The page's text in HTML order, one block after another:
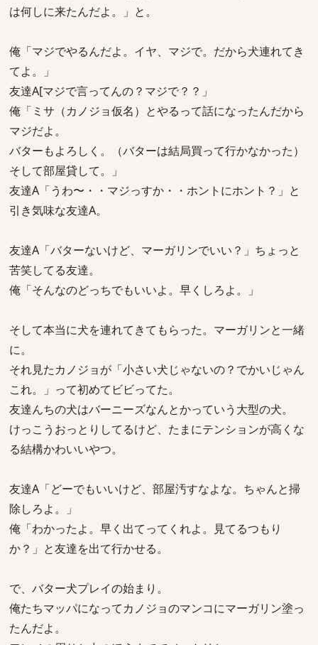
は何しに来たんだよ。」と。
俺「マジでやるんだよ。イヤ、マジで。だから犬連れてき
てよ。」
友達A[マジで言ってんの？マジで？？」
俺「ミサ（カノジョ仮名）とやるって話になったんだから
マジだよ。
バターもよろしく。（バターは結局買って行かなかった）
そして部屋貸して。」
友達A「うわ〜・・マジっすか・・ホントにホント？」と
引き気味な友達A。
友達A「バターないけど、マーガリンでいい？」ちょっと
苦笑してる友達。
俺「そんなのどっちでもいいよ。早くしろよ。」
そして本当に犬を連れてきてもらった。マーガリンと一緒
に。
それ見たカノジョが「小さい犬じゃないの？でかいじゃん
これ。」って初めてビビってた。
友達んちの犬はバーニーズなんとかっていう大型の犬。
けっこうおっとりしてるけど、たまにテンションが高くな
る結構かわいいやつ。
友達A「どーでもいいけど、部屋汚すなよな。ちゃんと掃
除しろよ。」
俺「わかったよ。早く出てってくれよ。見てるつもり
か？」と友達を出て行かせる。
で、バター犬プレイの始まり。
俺たちマッパになってカノジョのマンコにマーガリン塗っ
たんだよ。